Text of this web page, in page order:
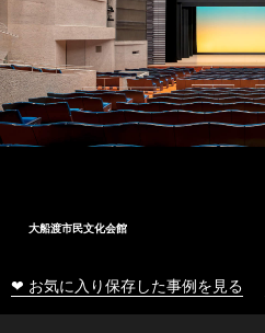
大船渡市民文化会館
❤ お気に入り保存した事例を見る